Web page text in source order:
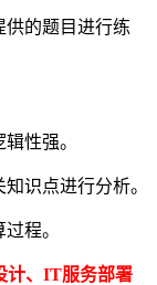
供的题目进行练
性强。
识点进行分析。
程。
计、IT服务部署